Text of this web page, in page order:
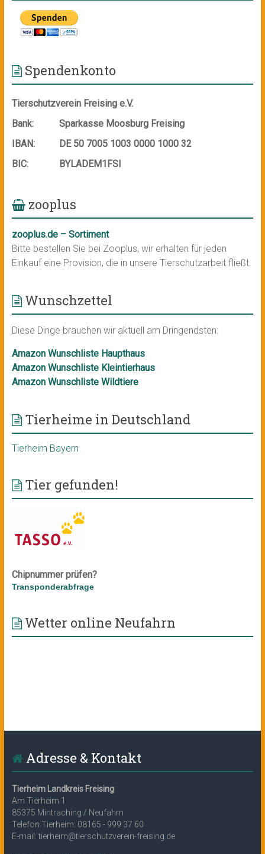
Spendenkonto
Tierschutzverein Freising e.V.
Bank:
Sparkasse Moosburg Freising
IBAN:
DE 50 7005 1003 0000 1000 32
BIC:
BYLADEM1FSI
zooplus
zooplus.de – Sortiment
Bitte bestellen Sie bei Zooplus, wir erhalten für jeden
Einkauf eine Provision, die in unsere Tierschutzarbeit fließt.
Wunschzettel
Diese Dinge brauchen wir aktuell am Dringendsten:
Amazon Wunschliste Haupthaus
Amazon Wunschliste Kleintierhaus
Amazon Wunschliste Wildtiere
Tierheime in Deutschland
Tierheim Bayern
Tier gefunden!
Chipnummer prüfen?
Transponderabfrage
Wetter online Neufahrn
Adresse & Kontakt
Tierheim Landkreis Freising
Am Tierheim 1
85375 Mintraching / Neufahrn
Telefon Tierheim: 08165 - 999 37 60
E-mail: tierheim@tierschutzverein-freising.de